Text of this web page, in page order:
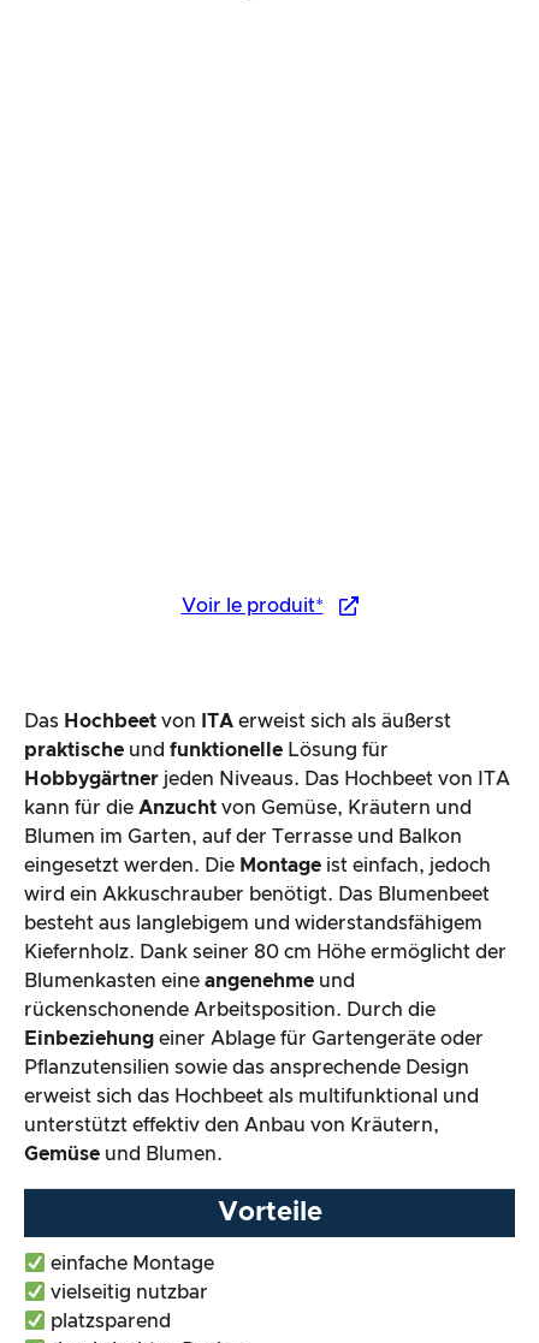
Voir le produit*
Das Hochbeet von ITA erweist sich als äußerst
praktische und funktionelle Lösung für
Hobbygärtner jeden Niveaus. Das Hochbeet von ITA
kann für die Anzucht von Gemüse, Kräutern und
Blumen im Garten, auf der Terrasse und Balkon
eingesetzt werden. Die Montage ist einfach, jedoch
wird ein Akkuschrauber benötigt. Das Blumenbeet
besteht aus langlebigem und widerstandsfähigem
Kiefernholz. Dank seiner 80 cm Höhe ermöglicht der
Blumenkasten eine angenehme und
rückenschonende Arbeitsposition. Durch die
Einbeziehung einer Ablage für Gartengeräte oder
Pflanzutensilien sowie das ansprechende Design
erweist sich das Hochbeet als multifunktional und
unterstützt effektiv den Anbau von Kräutern,
Gemüse und Blumen.
Vorteile
einfache Montage
vielseitig nutzbar
platzsparend